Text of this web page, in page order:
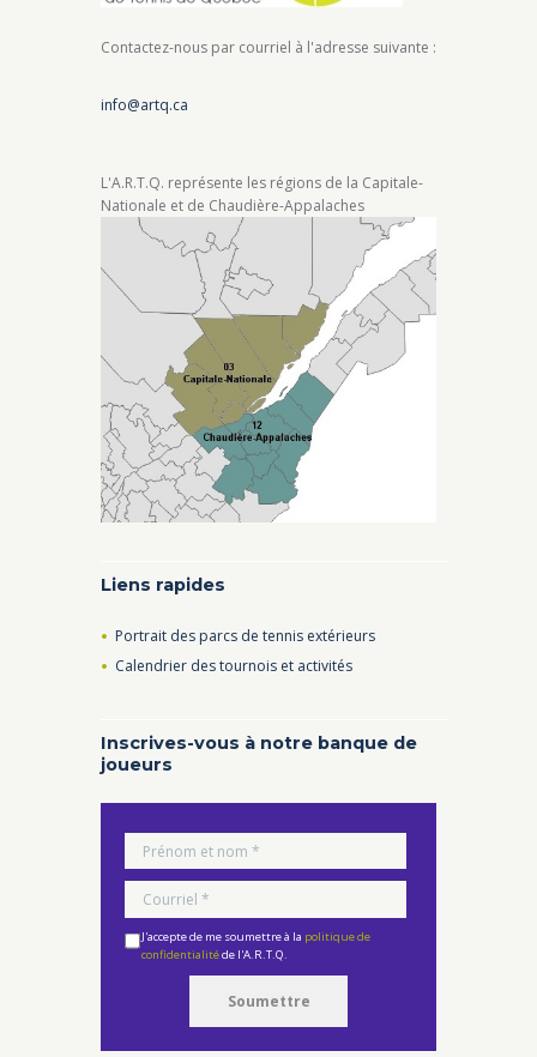
Contactez-nous par courriel à l'adresse suivante :
info@artq.ca
L'A.R.T.Q. représente les régions de la Capitale-
Nationale et de Chaudière-Appalaches
Liens rapides
Portrait des parcs de tennis extérieurs
Calendrier des tournois et activités
Inscrives-vous à notre banque de
joueurs
J'accepte de me soumettre à la politique de
confidentialitéde l'A.R.T.Q.
Soumettre